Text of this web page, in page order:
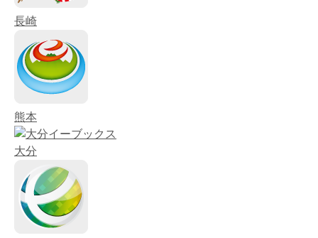
長崎
熊本
大分